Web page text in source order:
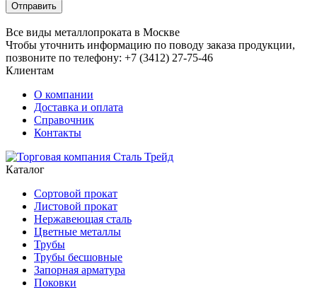
Отправить
Все виды металлопроката в Москве
Чтобы уточнить информацию по поводу заказа продукции,
позвоните по телефону: +7 (3412) 27-75-46
Клиентам
О компании
Доставка и оплата
Справочник
Контакты
Каталог
Сортовой прокат
Листовой прокат
Нержавеющая сталь
Цветные металлы
Трубы
Трубы бесшовные
Запорная арматура
Поковки